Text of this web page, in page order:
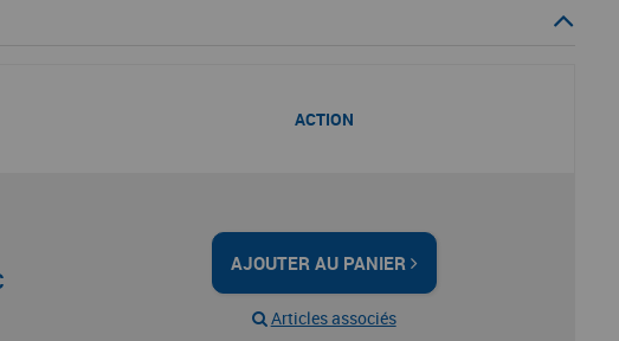
ACTION
AJOUTER AU PANIER
Articles associés